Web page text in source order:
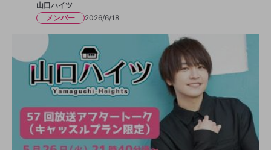
山口ハイツ
メンバー
2026/6/18